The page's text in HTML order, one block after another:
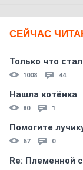
СЕЙЧАС
Только что
1008 44
Нашла котёнка
80 1
Помогите
67 0
Re: Племеннoй